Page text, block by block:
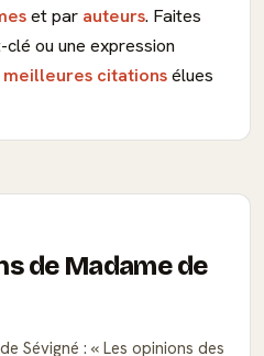
et par auteurs. Faites
ou une expression
meilleures citationsélues
de Madame de
Sévigné :
Les opinions des